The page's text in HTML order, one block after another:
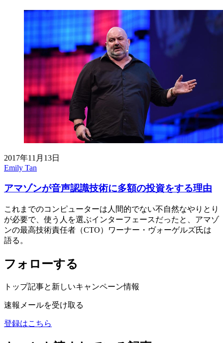
2017年11月13日
Emily Tan
アマゾンが音声認識技術に多額の投資をする理由
これまでのコンピューターは人間的でない不自然なやりとり
が必要で、使う人を選ぶインターフェースだったと、アマゾ
ンの最高技術責任者（CTO）ワーナー・ヴォーゲルズ氏は
語る。
フォローする
トップ記事と新しいキャンペーン情報
速報メールを受け取る
登録はこちら